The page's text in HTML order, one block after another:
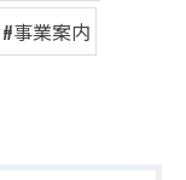
#事業案内